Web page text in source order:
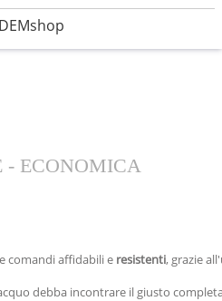
- ECONOMICA
comandi affidabili e resistenti, grazie
debba incontrare il giusto